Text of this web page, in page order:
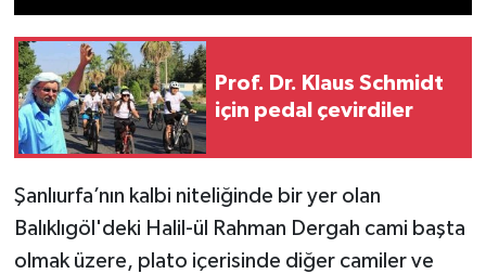
Prof. Dr. Klaus Schmidt
için pedal çevirdiler
Şanlıurfa’nın kalbi niteliğinde bir yer olan
Balıklıgöl'deki Halil-ül Rahman Dergah cami başta
olmak üzere, plato içerisinde diğer camiler ve